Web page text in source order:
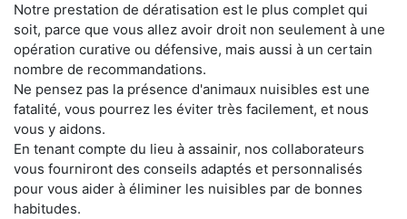
Notre prestation de dératisation est le plus complet qui
soit, parce que vous allez avoir droit non seulement à une
opération curative ou défensive, mais aussi à un certain
nombre de recommandations.
Ne pensez pas la présence d'animaux nuisibles est une
fatalité, vous pourrez les éviter très facilement, et nous
vous y aidons.
En tenant compte du lieu à assainir, nos collaborateurs
vous fourniront des conseils adaptés et personnalisés
pour vous aider à éliminer les nuisibles par de bonnes
habitudes.